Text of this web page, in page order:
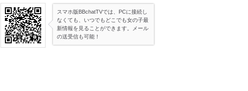
スマホ・携帯版BBchatTV
スマホ版BBchatTVでは、PCに接続し
なくても、いつでもどこでも女の子最
新情報を見ることができます。メール
の送受信も可能！